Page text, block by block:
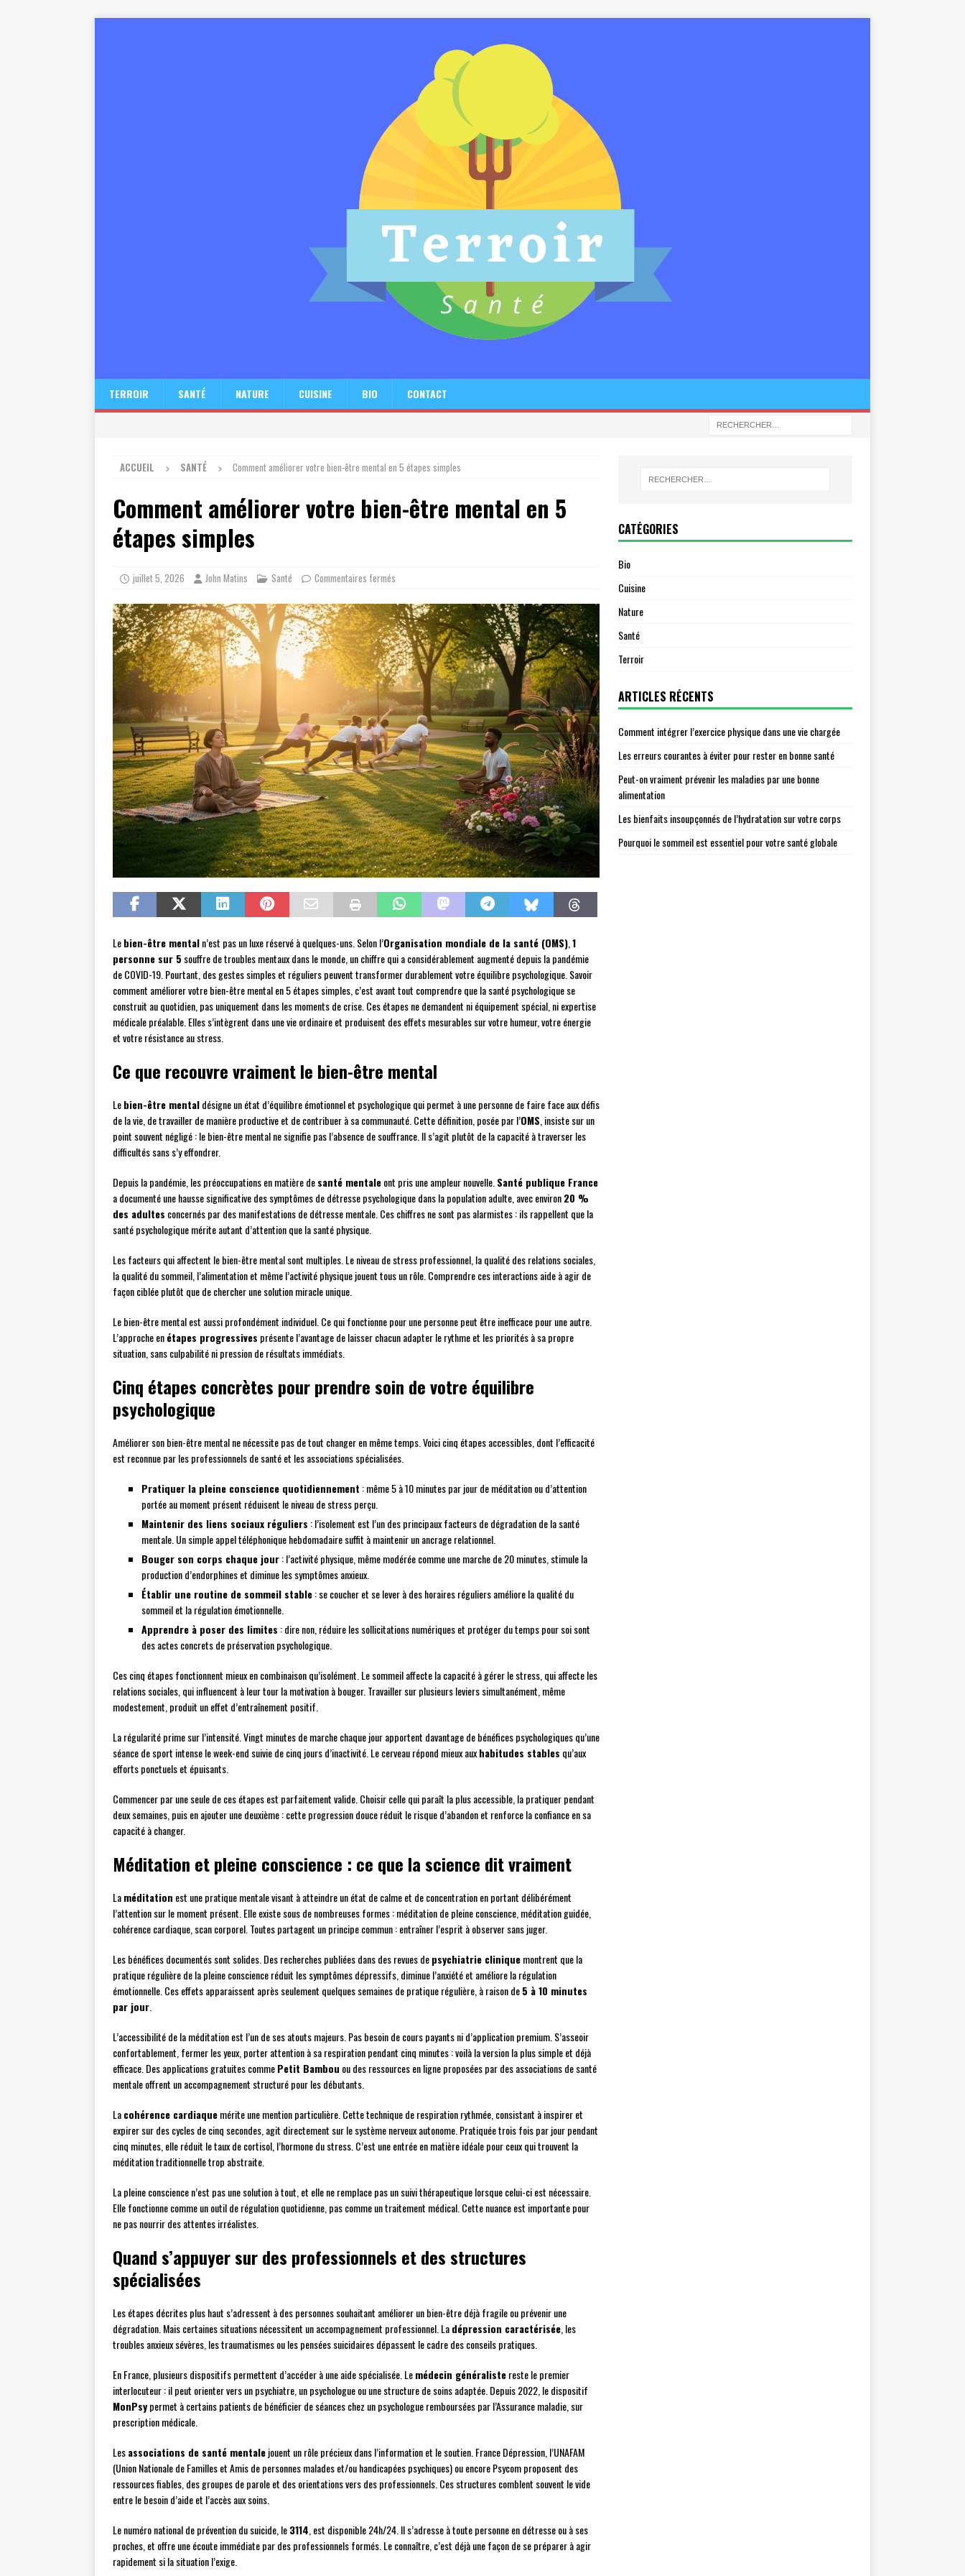
TERROIR SANTÉ NATURE CUISINE BIO CONTACT
ACCUEIL SANTÉ Comment améliorer votre bien-être mental en 5 étapes simples
Comment améliorer votre bien-être mental en 5
étapes simples
juillet 5, 2026 John Matins Santé Commentaires fermés
Lebien-être mentaln’est pas un luxe réservé à quelques-uns. Selon l’Organisation mondiale de la santé (OMS) 1
personne sur 5 souffre de troubles mentaux dans le monde, un chiffre qui a considérablement augmenté depuis la pandémie
de COVID-19. Pourtant, des gestes simples et réguliers peuvent transformer durablement votre équilibre psychologique. Savoir
comment améliorer votre bien-être mental en 5 étapes simples, c’est avant tout comprendre que la santé psychologique se
construit au quotidien, pas uniquement dans les moments de crise. Ces étapes ne demandent ni équipement spécial, ni expertise
médicale préalable. Elles s’intègrent dans une vie ordinaire et produisent des effets mesurables sur votre humeur, votre énergie
et votre résistance au stress.
Ce que recouvre vraiment le bien-être mental
Lebien-être mentaldésigne un état d’équilibre émotionnel et psychologique qui permet à une personne de faire face aux défis
de la vie, de travailler de manière productive et de contribuer à sa communauté. Cette définition, posée par l’OMS , insiste sur un
point souvent négligé : le bien-être mental ne signifie pas l’absence de souffrance. Il s’agit plutôt de la capacité à traverser les
difficultés sans s’y effondrer.
Depuis la pandémie, les préoccupations en matière desanté mentaleont pris une ampleur nouvelle. Santé publique France
a documenté une hausse significative des symptômes de détresse psychologique dans la population adulte, avec environ20 %
des adultes concernés par des manifestations de détresse mentale. Ces chiffres ne sont pas alarmistes : ils rappellent que la
santé psychologique mérite autant d’attention que la santé physique.
Les facteurs qui affectent le bien-être mental sont multiples. Le niveau de stress professionnel, la qualité des relations sociales,
la qualité du sommeil, l’alimentation et même l’activité physique jouent tous un rôle. Comprendre ces interactions aide à agir de
façon ciblée plutôt que de chercher une solution miracle unique.
Le bien-être mental est aussi profondément individuel. Ce qui fonctionne pour une personne peut être inefficace pour une autre.
L’approche enétapes progressives présente l’avantage de laisser chacun adapter le rythme et les priorités à sa propre
situation, sans culpabilité ni pression de résultats immédiats.
Cinq étapes concrètes pour prendre soin de votre équilibre
psychologique
Améliorer son bien-être mental ne nécessite pas de tout changer en même temps. Voici cinq étapes accessibles, dont l’efficacité
est reconnue par les professionnels de santé et les associations spécialisées.
Pratiquer la pleine conscience quotidiennement : même 5 à 10 minutes par jour de méditation ou d’attention
portée au moment présent réduisent le niveau de stress perçu.
Maintenir des liens sociaux réguliers : l’isolement est l’un des principaux facteurs de dégradation de la santé
mentale. Un simple appel téléphonique hebdomadaire suffit à maintenir un ancrage relationnel.
Bouger son corps chaque jour: l’activité physique, même modérée comme une marche de 20 minutes, stimule la
production d’endorphines et diminue les symptômes anxieux.
Établir une routine de sommeil stable: se coucher et se lever à des horaires réguliers améliore la qualité du
sommeil et la régulation émotionnelle.
Apprendre à poser des limites : dire non, réduire les sollicitations numériques et protéger du temps pour soi sont
des actes concrets de préservation psychologique.
Ces cinq étapes fonctionnent mieux en combinaison qu’isolément. Le sommeil affecte la capacité à gérer le stress, qui affecte les
relations sociales, qui influencent à leur tour la motivation à bouger. Travailler sur plusieurs leviers simultanément, même
modestement, produit un effet d’entraînement positif.
La régularité prime sur l’intensité. Vingt minutes de marche chaque jour apportent davantage de bénéfices psychologiques qu’une
séance de sport intense le week-end suivie de cinq jours d’inactivité. Le cerveau répond mieux auxhabitudes stables qu’aux
efforts ponctuels et épuisants.
Commencer par une seule de ces étapes est parfaitement valide. Choisir celle qui paraît la plus accessible, la pratiquer pendant
deux semaines, puis en ajouter une deuxième : cette progression douce réduit le risque d’abandon et renforce la confiance en sa
capacité à changer.
Méditation et pleine conscience : ce que la science dit vraiment
Laméditation est une pratique mentale visant à atteindre un état de calme et de concentration en portant délibérément
l’attention sur le moment présent. Elle existe sous de nombreuses formes : méditation de pleine conscience, méditation guidée,
cohérence cardiaque, scan corporel. Toutes partagent un principe commun : entraîner l’esprit à observer sans juger.
Les bénéfices documentés sont solides. Des recherches publiées dans des revues depsychiatrie cliniquemontrent que la
pratique régulière de la pleine conscience réduit les symptômes dépressifs, diminue l’anxiété et améliore la régulation
émotionnelle. Ces effets apparaissent après seulement quelques semaines de pratique régulière, à raison de5 à 10 minutes
par jour
L’accessibilité de la méditation est l’un de ses atouts majeurs. Pas besoin de cours payants ni d’application premium. S’asseoir
confortablement, fermer les yeux, porter attention à sa respiration pendant cinq minutes : voilà la version la plus simple et déjà
efficace. Des applications gratuites commePetit Bambou ou des ressources en ligne proposées par des associations de santé
mentale offrent un accompagnement structuré pour les débutants.
Lacohérence cardiaquemérite une mention particulière. Cette technique de respiration rythmée, consistant à inspirer et
expirer sur des cycles de cinq secondes, agit directement sur le système nerveux autonome. Pratiquée trois fois par jour pendant
cinq minutes, elle réduit le taux de cortisol, l’hormone du stress. C’est une entrée en matière idéale pour ceux qui trouvent la
méditation traditionnelle trop abstraite.
La pleine conscience n’est pas une solution à tout, et elle ne remplace pas un suivi thérapeutique lorsque celui-ci est nécessaire.
Elle fonctionne comme un outil de régulation quotidienne, pas comme un traitement médical. Cette nuance est importante pour
ne pas nourrir des attentes irréalistes.
Quand s’appuyer sur des professionnels et des structures
spécialisées
Les étapes décrites plus haut s’adressent à des personnes souhaitant améliorer un bien-être déjà fragile ou prévenir une
dégradation. Mais certaines situations nécessitent un accompagnement professionnel. Ladépression caractérisée , les
troubles anxieux sévères, les traumatismes ou les pensées suicidaires dépassent le cadre des conseils pratiques.
En France, plusieurs dispositifs permettent d’accéder à une aide spécialisée. Lemédecin généralistereste le premier
interlocuteur : il peut orienter vers un psychiatre, un psychologue ou une structure de soins adaptée. Depuis 2022, le dispositif
MonPsypermet à certains patients de bénéficier de séances chez un psychologue remboursées par l’Assurance maladie, sur
prescription médicale.
Lesassociations de santé mentalejouent un rôle précieux dans l’information et le soutien. France Dépression, l’UNAFAM
(Union Nationale de Familles et Amis de personnes malades et/ou handicapées psychiques) ou encore Psycom proposent des
ressources fiables, des groupes de parole et des orientations vers des professionnels. Ces structures comblent souvent le vide
entre le besoin d’aide et l’accès aux soins.
Le numéro national de prévention du suicide, le3114 , est disponible 24h/24. Il s’adresse à toute personne en détresse ou à ses
proches, et offre une écoute immédiate par des professionnels formés. Le connaître, c’est déjà une façon de se préparer à agir
rapidement si la situation l’exige.
CATÉGORIES
Bio
Cuisine
Nature
Santé
Terroir
ARTICLES RÉCENTS
Comment intégrer l’exercice physique dans une vie chargée
Les erreurs courantes à éviter pour rester en bonne santé
Peut-on vraiment prévenir les maladies par une bonne
alimentation
Les bienfaits insoupçonnés de l’hydratation sur votre corps
Pourquoi le sommeil est essentiel pour votre santé globale